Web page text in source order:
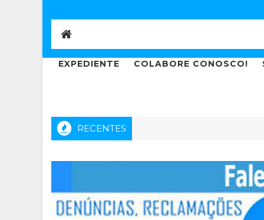
EXPEDIENTE COLABORE CONOSCO!
RECENTES